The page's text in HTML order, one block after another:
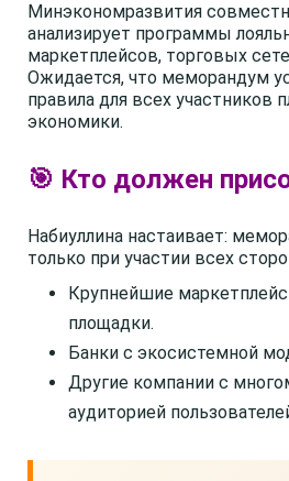
Минэкономразвития
анализирует программы
маркетплейсов, торговых
Ожидается, что меморандум
правила для всех участников
экономики.
🎯 Кто должен
Набиуллина настаивает:
только при участии всех
Крупнейшие
площадки.
Банки с экосистемной
Другие компании с
аудиторией